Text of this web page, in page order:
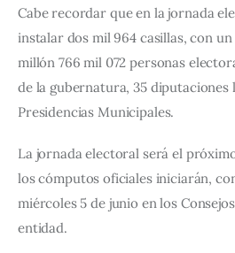
Cabe recordar que en la jornada
instalar dos mil 964 casillas, con
millón 766 mil 072 personas
de la gubernatura, 35 diputaciones
Presidencias Municipales.
La jornada electoral será el
los cómputos oficiales iniciarán,
miércoles 5 de junio en los
entidad.